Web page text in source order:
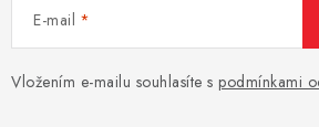
E-mail
Vložením e-mailu souhlasíte s podmínkami